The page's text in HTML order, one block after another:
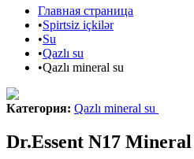
Главная страница
•Spirtsiz içkilər
•Su
•Qazlı su
•Qazlı mineral su
Категория: Qazlı mineral su
Dr.Essent N17 Mineral